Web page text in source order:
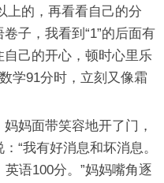
上的，再看看自己的分
子，我看到“1”的后面有
己的开心，顿时心里乐
学91分时，立刻又像霜
妈面带笑容地开了门，
“我有好消息和坏消息。
语100分。”妈妈嘴角逐